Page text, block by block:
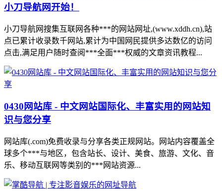
小刀导航网开始！
小刀导航网搜集互联网各种***的网站网址,(www.xddh.cn),站
点已累计收录数千网站,累计为中国网民提供多达数亿的访问
点击,满足用户随时查阅***全面***权威的文章资讯教程...
0430网站库 - 中文网站国际化、丰富实用的网站知
识与您分享
网站库(.com)免费收录与分享各类正规网站。网站内容覆盖全
球多个***与地区，包含站长、设计、美食、旅游、文化、音
乐、移动互联网等类别的***网站资源...